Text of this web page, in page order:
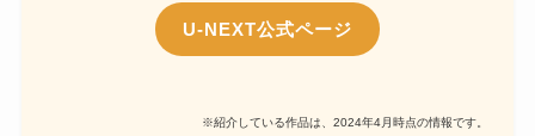
U-NEXT公式ページ
※紹介している作品は、2024年4月時点の情報です。